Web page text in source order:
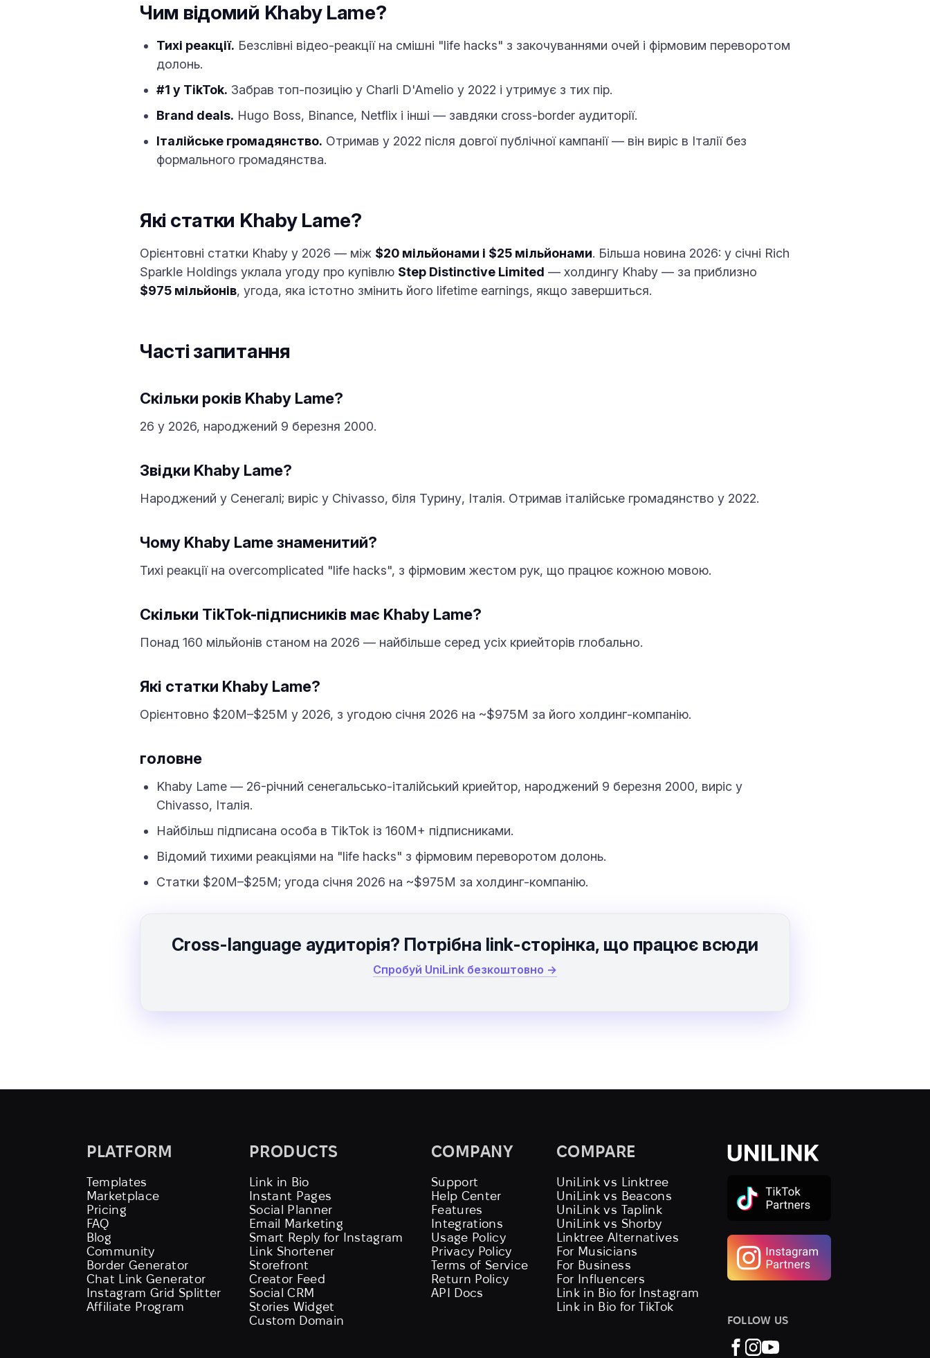
Чим відомий Khaby Lame?
Тихі реакції. Безслівні відео-реакції на смішні "life hacks" з закочуваннями очей і фірмовим переворотом
долонь.
#1 у TikTok. Забрав топ-позицію у Charli D'Amelio у 2022 і утримує з тих пір.
Brand deals. Hugo Boss, Binance, Netflix і інші — завдяки cross-border аудиторії.
Італійське громадянство. Отримав у 2022 після довгої публічної кампанії — він виріс в Італії без
формального громадянства.
Які статки Khaby Lame?
Орієнтовні статки Khaby у 2026 — між $20 мільйонами і $25 мільйонами. Більша новина 2026: у січні Rich
Sparkle Holdings уклала угоду про купівлю Step Distinctive Limited — холдингу Khaby — за приблизно
$975 мільйонів, угода, яка істотно змінить його lifetime earnings, якщо завершиться.
Часті запитання
Скільки років Khaby Lame?
26 у 2026, народжений 9 березня 2000.
Звідки Khaby Lame?
Народжений у Сенегалі; виріс у Chivasso, біля Турину, Італія. Отримав італійське громадянство у 2022.
Чому Khaby Lame знаменитий?
Тихі реакції на overcomplicated "life hacks", з фірмовим жестом рук, що працює кожною мовою.
Скільки TikTok-підписників має Khaby Lame?
Понад 160 мільйонів станом на 2026 — найбільше серед усіх криейторів глобально.
Які статки Khaby Lame?
Орієнтовно $20M–$25M у 2026, з угодою січня 2026 на ~$975M за його холдинг-компанію.
головне
Khaby Lame — 26-річний сенегальсько-італійський криейтор, народжений 9 березня 2000, виріс у
Chivasso, Італія.
Найбільш підписана особа в TikTok із 160M+ підписниками.
Відомий тихими реакціями на "life hacks" з фірмовим переворотом долонь.
Статки $20M–$25M; угода січня 2026 на ~$975M за холдинг-компанію.
Cross-language аудиторія? Потрібна link-сторінка, що працює всюди
Спробуй UniLink безкоштовно →
PLATFORM
Templates
Marketplace
Pricing
FAQ
Blog
Community
Border Generator
Chat Link Generator
Instagram Grid Splitter
Affiliate Program
PRODUCTS
Link in Bio
Instant Pages
Social Planner
Email Marketing
Smart Reply for Instagram
Link Shortener
Storefront
Creator Feed
Social CRM
Stories Widget
Custom Domain
COMPANY
Support
Help Center
Features
Integrations
Usage Policy
Privacy Policy
Terms of Service
Return Policy
API Docs
COMPARE
UniLink vs Linktree
UniLink vs Beacons
UniLink vs Taplink
UniLink vs Shorby
Linktree Alternatives
For Musicians
For Business
For Influencers
Link in Bio for Instagram
Link in Bio for TikTok
FOLLOW US